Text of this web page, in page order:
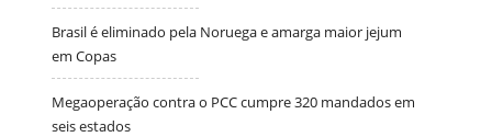
Brasil é eliminado pela Noruega e amarga maior jejum
em Copas
Megaoperação contra o PCC cumpre 320 mandados em
seis estados